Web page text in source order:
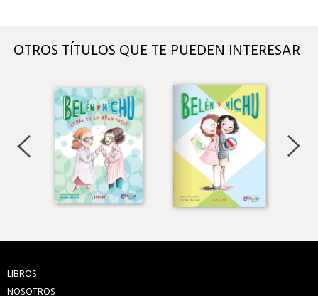
OTROS TÍTULOS QUE TE PUEDEN INTERESAR
LIBROS
NOSOTROS